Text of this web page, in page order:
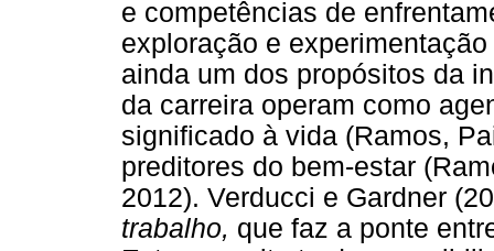
e competências de
exploração e
ainda um dos propósitos da
da carreira operam como
significado à vida (Ramos,
preditores do bem-estar
2012). Verducci e Gardner
trabalho, que faz a ponte